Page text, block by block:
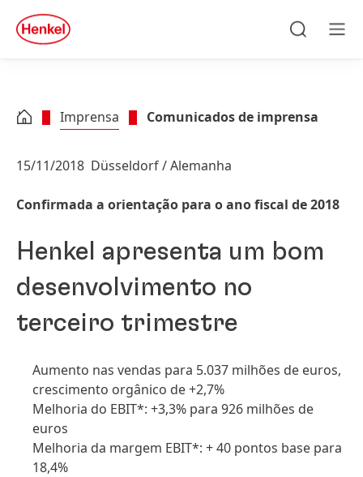
Skip to footer
quick
search
Imprensa Comunicados de imprensa
15/11/2018 Düsseldorf / Alemanha
Confirmada a orientação para o ano fiscal de 2018
Henkel apresenta um bom
desenvolvimento no
terceiro trimestre
Aumento nas vendas para 5.037 milhões de euros,
crescimento orgânico de +2,7%
Melhoria do EBIT*: +3,3% para 926 milhões de
euros
Melhoria da margem EBIT*: + 40 pontos base para
18,4%